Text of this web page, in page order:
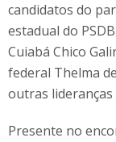
candidatos do
estadual do
Cuiabá Chico
federal Thelma
outras lideranças
Presente no